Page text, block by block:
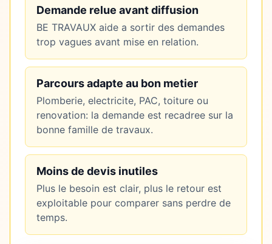
Demande relue avant diffusion
BE TRAVAUX aide a sortir des demandes
trop vagues avant mise en relation.
Parcours adapte au bon metier
Plomberie, electricite, PAC, toiture ou
renovation: la demande est recadree sur la
bonne famille de travaux.
Moins de devis inutiles
Plus le besoin est clair, plus le retour est
exploitable pour comparer sans perdre de
temps.